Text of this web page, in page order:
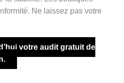
Ne laissez pas votre
votre audit gratuit de